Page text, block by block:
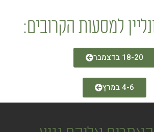
למסעות הקרובים:
18-20 בדצמבר
4-6 במרץ